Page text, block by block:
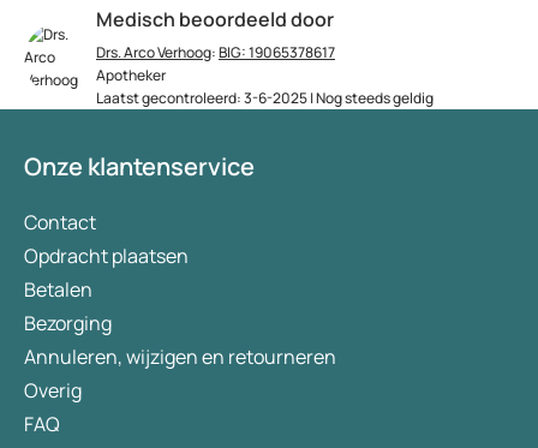
Medisch beoordeeld door
Drs. Arco Verhoog:BIG: 19065378617
Apotheker
Laatst gecontroleerd: 3-6-2025 | Nog steeds geldig
Onze klantenservice
Contact
Opdracht plaatsen
Betalen
Bezorging
Annuleren, wijzigen en retourneren
Overig
FAQ